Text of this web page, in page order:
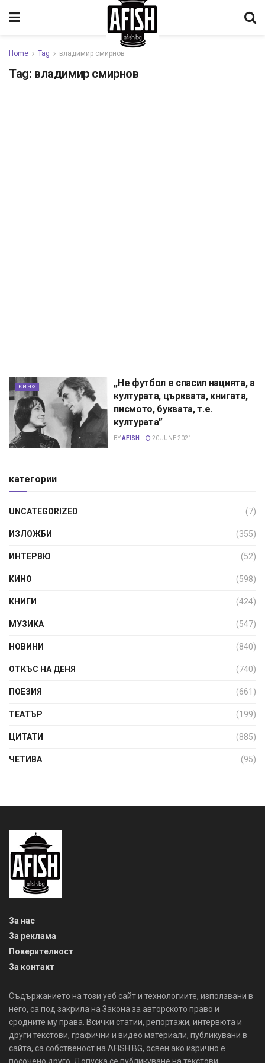
Home Tag владимир смирнов
Tag: владимир смирнов
КИНО
„Не футбол е спасил нацията, а
културата, църквата, книгата,
писмото, буквата, т.е.
културата”
BYAFISH 20 JUNE 2021
категории
UNCATEGORIZED (7)
ИЗЛОЖБИ (355)
ИНТЕРВЮ (52)
КИНО (598)
КНИГИ (424)
МУЗИКА (547)
НОВИНИ (840)
ОТКЪС НА ДЕНЯ (740)
ПОЕЗИЯ (661)
ТЕАТЪР (199)
ЦИТАТИ (885)
ЧЕТИВА (95)
За нас
За реклама
Поверителност
За контакт
Съдържанието на този уеб сайт и технологиите, използвани в
него, са под закрила на Закона за авторското право и
сродните му права. Всички статии, репортажи, интервюта и
други текстови, графични и видео материали, публикувани в
сайта, са собственост на AFISH.BG, освен ако изрично е
посочено друго. Допуска се публикуване на текстови